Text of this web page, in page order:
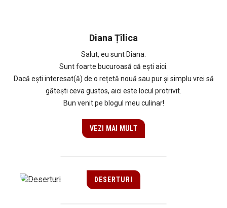
Diana Țîlica
Salut, eu sunt Diana.
Sunt foarte bucuroasă că ești aici.
Dacă ești interesat(ă) de o rețetă nouă sau pur și simplu vrei să
gătești ceva gustos, aici este locul protrivit.
Bun venit pe blogul meu culinar!
VEZI MAI MULT
DESERTURI